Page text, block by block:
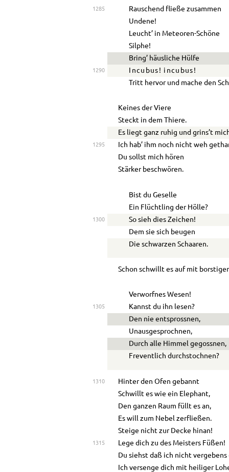
1285
Rauschend fließe zusammen
Undene!
Leucht’ in Meteoren-Schöne
Silphe!
Bring’ häusliche Hülfe
1290
Incubus! incubus!
Tritt hervor und mache den
Keines der Viere
Steckt in dem Thiere.
Es liegt ganz ruhig und grins’t
1295
Ich hab’ ihm noch nicht weh
Du sollst mich hören
Stärker beschwören.
Bist du Geselle
Ein Flüchtling der Hölle?
1300
So sieh dies Zeichen!
Dem sie sich beugen
Die schwarzen Schaaren.
Schon schwillt es auf mit
Verworfnes Wesen!
1305
Kannst du ihn lesen?
Den nie entsprossnen,
Unausgesprochnen,
Durch alle Himmel gegossnen,
Freventlich durchstochnen?
1310
Hinter den Ofen gebannt
Schwillt es wie ein Elephant,
Den ganzen Raum füllt es an,
Es will zum Nebel zerfließen.
Steige nicht zur Decke hinan!
1315
Lege dich zu des Meisters Füßen!
Du siehst daß ich nicht vergebens
Ich versenge dich mit heiliger